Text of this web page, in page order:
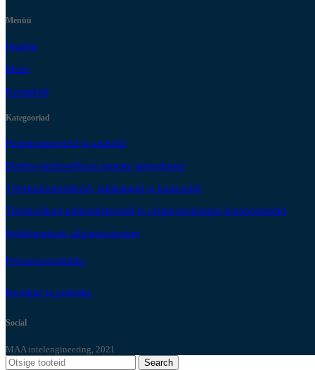
Menüü
Pealeht
Meist
Kontaktid
Kategooriad
Potentsiomeetrid ja andurid
Elektro-hüdraulilised ajamite lahendused
Tööstuskontrollerid, juhtkangid ja konsoolid
Tööstuslikud pidurisüsteemid ja ajami/seiskamise komponendid
Poltühenduste jälgimissüsteem
Privaatsuspoliitika
Koolitus ja praktika
Social
MAA intelengineering, 2021
Search